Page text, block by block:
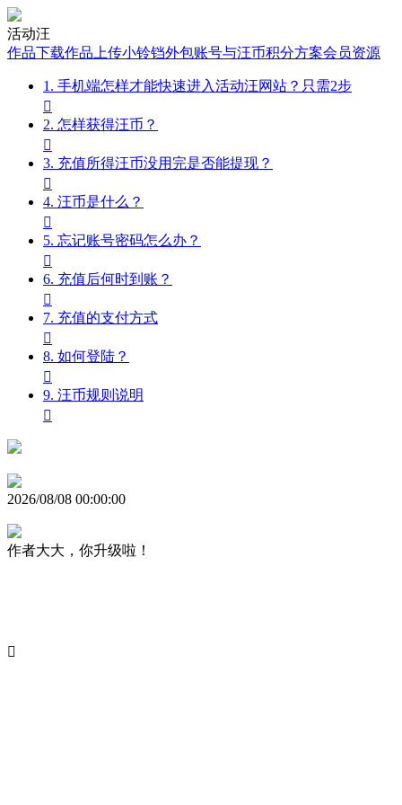
活动汪
作品下载作品上传小铃铛外包账号与汪币积分方案会员资源
1. 手机端怎样才能快速进入活动汪网站？只需2步

2. 怎样获得汪币？

3. 充值所得汪币没用完是否能提现？

4. 汪币是什么？

5. 忘记账号密码怎么办？

6. 充值后何时到账？

7. 充值的支付方式

8. 如何登陆？

9. 汪币规则说明

2026/08/08 00:00:00
作者大大，你升级啦！
